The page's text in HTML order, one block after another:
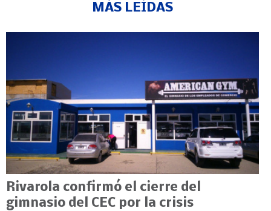
MÁS LEÍDAS
Rivarola confirmó el cierre del
gimnasio del CEC por la crisis